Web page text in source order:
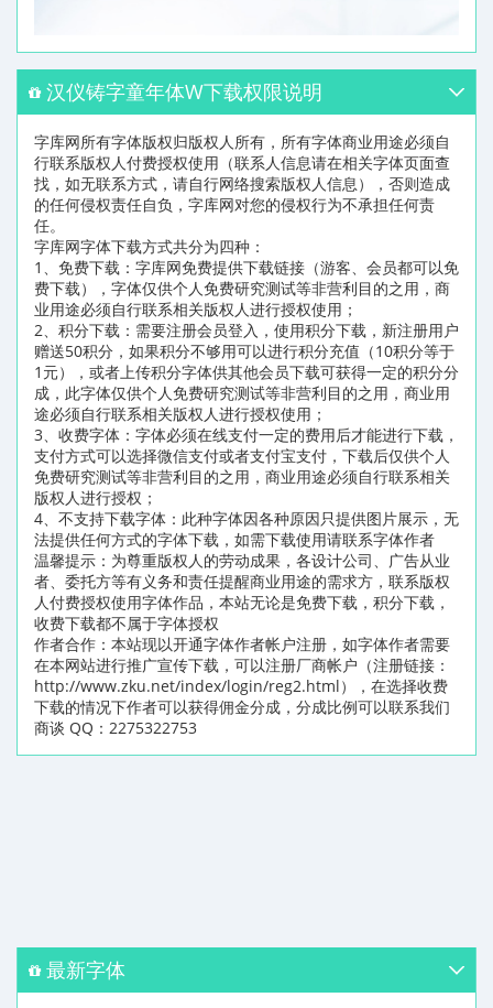
汉仪铸字童年体W下载权限说明
字库网所有字体版权归版权人所有，所有字体商业用途必须自
行联系版权人付费授权使用（联系人信息请在相关字体页面查
找，如无联系方式，请自行网络搜索版权人信息），否则造成
的任何侵权责任自负，字库网对您的侵权行为不承担任何责
任。
字库网字体下载方式共分为四种：
1、免费下载：字库网免费提供下载链接（游客、会员都可以免
费下载），字体仅供个人免费研究测试等非营利目的之用，商
业用途必须自行联系相关版权人进行授权使用；
2、积分下载：需要注册会员登入，使用积分下载，新注册用户
赠送50积分，如果积分不够用可以进行积分充值（10积分等于
1元），或者上传积分字体供其他会员下载可获得一定的积分分
成，此字体仅供个人免费研究测试等非营利目的之用，商业用
途必须自行联系相关版权人进行授权使用；
3、收费字体：字体必须在线支付一定的费用后才能进行下载，
支付方式可以选择微信支付或者支付宝支付，下载后仅供个人
免费研究测试等非营利目的之用，商业用途必须自行联系相关
版权人进行授权；
4、不支持下载字体：此种字体因各种原因只提供图片展示，无
法提供任何方式的字体下载，如需下载使用请联系字体作者
温馨提示：为尊重版权人的劳动成果，各设计公司、广告从业
者、委托方等有义务和责任提醒商业用途的需求方，联系版权
人付费授权使用字体作品，本站无论是免费下载，积分下载，
收费下载都不属于字体授权
作者合作：本站现以开通字体作者帐户注册，如字体作者需要
在本网站进行推广宣传下载，可以注册厂商帐户（注册链接：
http://www.zku.net/index/login/reg2.html），在选择收费
下载的情况下作者可以获得佣金分成，分成比例可以联系我们
商谈 QQ：2275322753
最新字体